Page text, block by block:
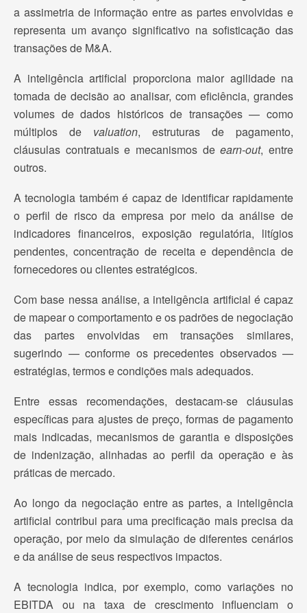
a assimetria de informação entre as partes envolvidas e
representa um avanço significativo na sofisticação das
transações de M&A.
A inteligência artificial proporciona maior agilidade na
tomada de decisão ao analisar, com eficiência, grandes
volumes de dados históricos de transações — como
múltiplos de valuation, estruturas de pagamento,
cláusulas contratuais e mecanismos deearn-out, entre
outros.
A tecnologia também é capaz de identificar rapidamente
o perfil de risco da empresa por meio da análise de
indicadores financeiros, exposição regulatória, litígios
pendentes, concentração de receita e dependência de
fornecedores ou clientes estratégicos.
Com base nessa análise, a inteligência artificial é capaz
de mapear o comportamento e os padrões de negociação
das partes envolvidas em transações similares,
sugerindo — conforme os precedentes observados —
estratégias, termos e condições mais adequados.
Entre essas recomendações, destacam-se cláusulas
específicas para ajustes de preço, formas de pagamento
mais indicadas, mecanismos de garantia e disposições
de indenização, alinhadas ao perfil da operação e às
práticas de mercado.
Ao longo da negociação entre as partes, a inteligência
artificial contribui para uma precificação mais precisa da
operação, por meio da simulação de diferentes cenários
e da análise de seus respectivos impactos.
A tecnologia indica, por exemplo, como variações no
EBITDA ou na taxa de crescimento influenciam o